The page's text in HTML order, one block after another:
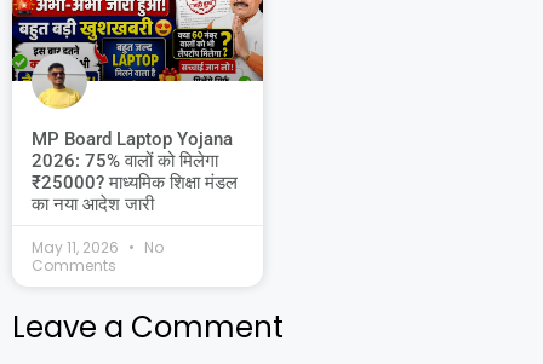
MP Board Laptop Yojana
2026: 75% वालों को मिलेगा
₹25000? माध्यमिक शिक्षा मंडल
का नया आदेश जारी
May 11, 2026
No
Comments
Leave a Comment